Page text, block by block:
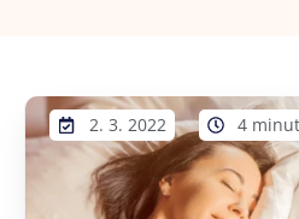
2. 3. 2022 4